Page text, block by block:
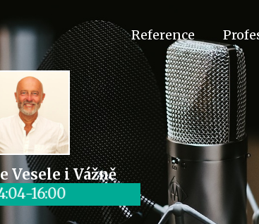
Reference
Vesele i Vážně